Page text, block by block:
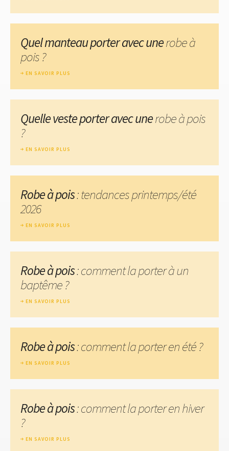
Quel manteau porter avec unerobe à
pois ?
EN SAVOIR PLUS
Quelle veste porter avec unerobe à pois
?
EN SAVOIR PLUS
Robe à pois: tendances printemps/été
2026
EN SAVOIR PLUS
Robe à pois: comment la porter à un
baptême ?
EN SAVOIR PLUS
Robe à pois: comment la porter en été ?
EN SAVOIR PLUS
Robe à pois: comment la porter en hiver
?
EN SAVOIR PLUS